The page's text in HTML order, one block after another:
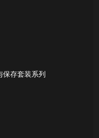
保存套装系列